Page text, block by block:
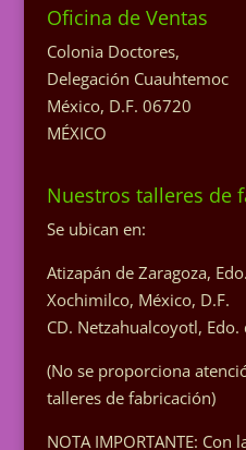
Oficina de Ventas
Colonia Doctores,
Delegación Cuauhtemoc
México, D.F. 06720
MÉXICO
Nuestros talleres de
Se ubican en:
Atizapán de Zaragoza,
Xochimilco, México, D.F.
CD. Netzahualcoyotl, Edo.
(No se proporciona
talleres de fabricación)
NOTA IMPORTANTE: Con